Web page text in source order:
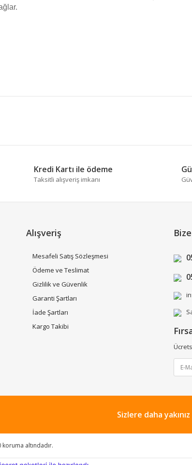
Kredi Kartı ile ödeme
Taksitli alışveriş imkanı
Alışveriş
Mesafeli Satış Sözleşmesi
Ödeme ve Teslimat
Gizlilik ve Güvenlik
Garanti Şartları
İade Şartları
Kargo Takibi
Sizlere daha yakınız
koruma altındadır.